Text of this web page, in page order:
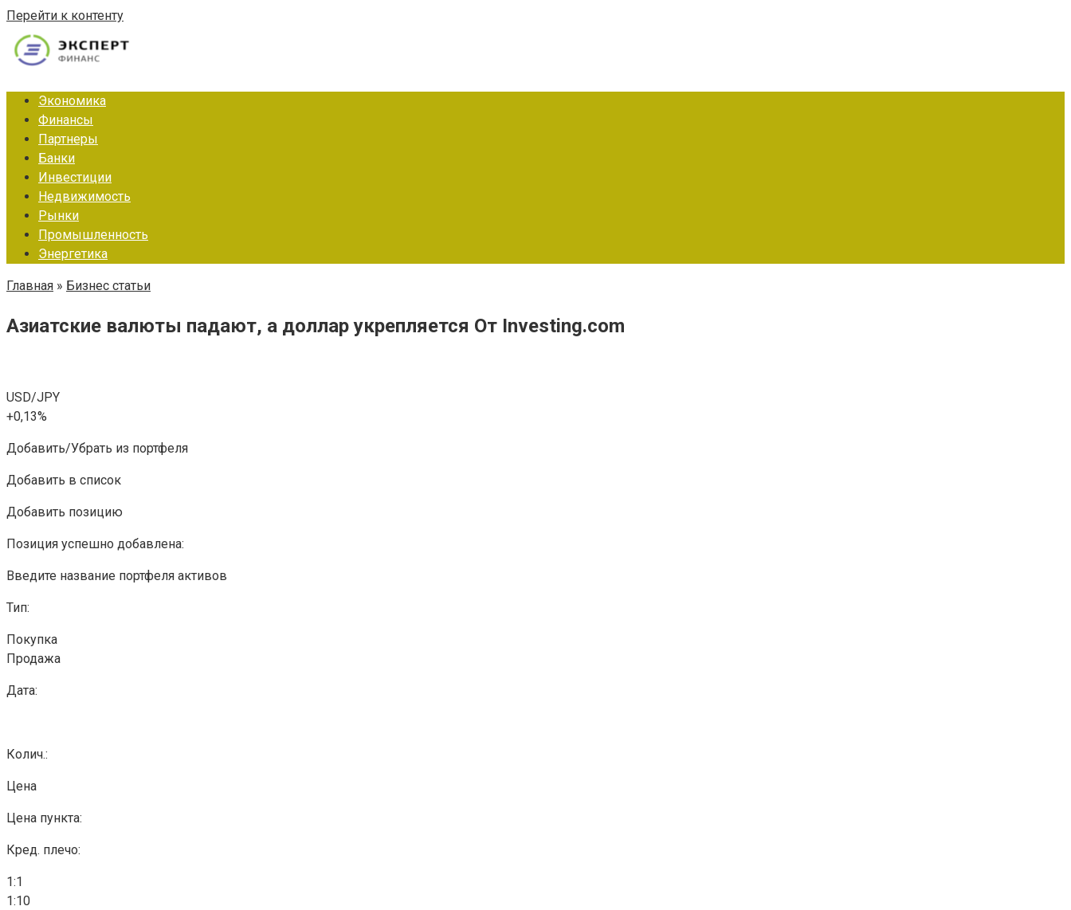
Перейти к контенту
Экономика
Финансы
Партнеры
Банки
Инвестиции
Недвижимость
Рынки
Промышленность
Энергетика
Главная » Бизнес статьи
Азиатские валюты падают, а доллар укрепляется От Investing.com
USD/JPY
+0,13%
Добавить/Убрать из портфеля
Добавить в список
Добавить позицию
Позиция успешно добавлена:
Введите название портфеля активов
Тип:
Покупка
Продажа
Дата:
Колич.:
Цена
Цена пункта:
Кред. плечо:
1:1
1:10